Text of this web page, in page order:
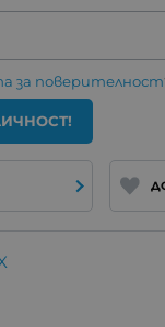
за поверителност